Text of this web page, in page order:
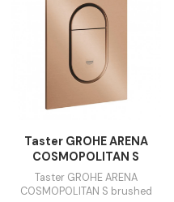
COSMOPOLITAN S
cool sunrise
168.84 EUR / kom
DODAJ U KORPU